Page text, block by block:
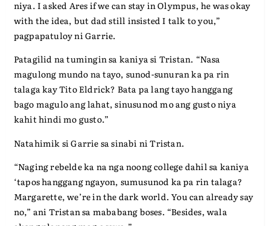
niya. I asked Ares if we can stay in Olympus, he was okay
with the idea, but dad still insisted I talk to you,”
pagpapatuloy ni Garrie.
Patagilid na tumingin sa kaniya si Tristan. “Nasa
magulong mundo na tayo, sunod-sunuran ka pa rin
talaga kay Tito Eldrick? Bata pa lang tayo hanggang
bago magulo ang lahat, sinusunod mo ang gusto niya
kahit hindi mo gusto.”
Natahimik si Garrie sa sinabi ni Tristan.
“Naging rebelde ka na nga noong college dahil sa kaniya
‘tapos hanggang ngayon, sumusunod ka pa rin talaga?
Margarette, we’re in the dark world. You can already say
no,” ani Tristan sa mababang boses. “Besides, wala